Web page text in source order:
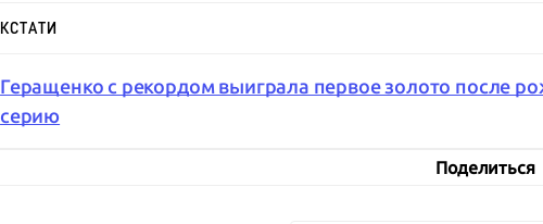
КСТАТИ
Геращенко с рекордом выиграла первое золото после
серию
Поделиться